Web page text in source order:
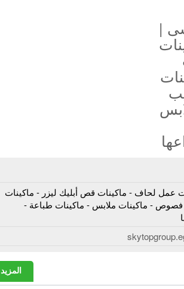
|
عمل لحاف - ماكينات قص أبليك ليزر - ماكينات
فصوص - ماكينات ملابس - ماكينات طباعة -
المزيد